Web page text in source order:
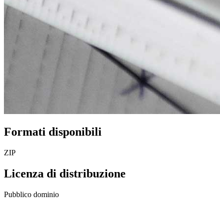
Formati disponibili
ZIP
Licenza di distribuzione
Pubblico dominio